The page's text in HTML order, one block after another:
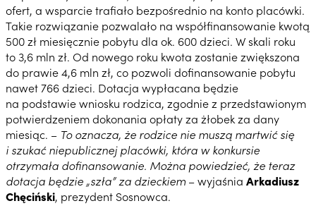
ofert, a wsparcie trafiało bezpośrednio na konto placówki.
Takie rozwiązanie pozwalało na współfinansowanie kwotą
500 zł miesięcznie pobytu dla ok. 600 dzieci. W skali roku
to 3,6 mln zł. Od nowego roku kwota zostanie zwiększona
do prawie 4,6 mln zł, co pozwoli dofinansowanie pobytu
nawet 766 dzieci. Dotacja wypłacana będzie
na podstawie wniosku rodzica, zgodnie z przedstawionym
potwierdzeniem dokonania opłaty za żłobek za dany
miesiąc. – To oznacza, że rodzice nie muszą martwić się
i szukać niepublicznej placówki, która w konkursie
otrzymała dofinansowanie. Można powiedzieć, że teraz
dotacja będzie „szła” za dzieckiem – wyjaśnia Arkadiusz
Chęciński, prezydent Sosnowca.